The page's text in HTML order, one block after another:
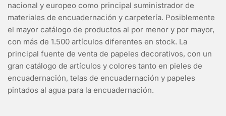
nacional y europeo como principal suministrador de
materiales de encuadernación y carpetería. Posiblemente
el mayor catálogo de productos al por menor y por mayor,
con más de 1.500 artículos diferentes en stock. La
principal fuente de venta de papeles decorativos, con un
gran catálogo de artículos y colores tanto en pieles de
encuadernación, telas de encuadernación y papeles
pintados al agua para la encuadernación.